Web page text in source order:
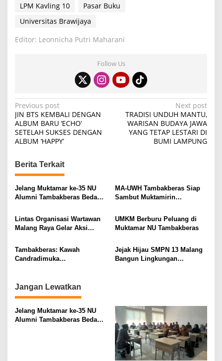
LPM Kavling 10
Pasar Buku
Universitas Brawijaya
Editor: Leonnicha Putri Maharani
Follow Us
P
o
s
n
a
v
g
a
t
i
n
Previous post
JIN BTS KEMBALI DENGAN
ALBUM BARU ‘ECHO’
SETELAH SUKSES DENGAN
ALBUM ‘HAPPY’
Next post
TRADISI UNDUH MANTU,
WARISAN BUDAYA JAWA
YANG TETAP LESTARI DI
BUMI LAMPUNG
Berita Terkait
Jelang Muktamar ke-35 NU
Alumni Tambakberas Bedah
MA-UWH Tambakberas Siap
Sambut Muktamirin
Lintas Organisasi Wartawan
Malang Raya Gelar Aksi
Ireng”
UMKM Berburu Peluang di
Muktamar NU Tambakberas
Tambakberas: Kawah
Candradimuka
Jejak Hijau SMPN 13 Malang
Bangun Lingkungan
Jangan Lewatkan
Jelang Muktamar ke-35 NU
Alumni Tambakberas Bedah